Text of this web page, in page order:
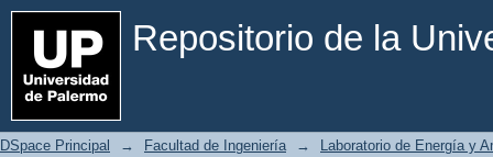
Repositorio de la
Filtrar por: Materia
DSpace Principal → Facultad de Ingeniería → Laboratorio de Energía y